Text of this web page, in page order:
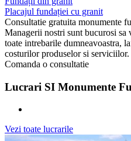
Placajul fundației cu granit
Consultatie gratuita monumente
Managerii nostri sunt bucurosi sa
toate intrebarile dumneavoastra,
costurilor produselor si serviciilor.
Comanda o consultatie
Lucrari SI Monumente
Vezi toate lucrarile